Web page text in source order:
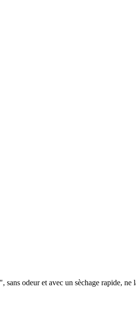
odeur et avec un sèchage rapide, ne